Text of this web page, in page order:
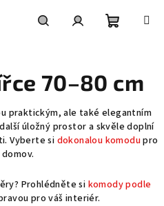
košík
70–80 cm
praktickým, ale také elegantním
úložný prostor a skvěle doplní
Vyberte si dokonalou komodupro
Prohlédněte si komody podle
pro váš interiér.